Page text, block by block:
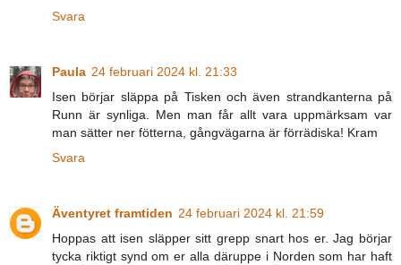
Svara
Paula 24 februari 2024 kl. 21:33
Isen börjar släppa på Tisken och även strandkanterna på
Runn är synliga. Men man får allt vara uppmärksam var
man sätter ner fötterna, gångvägarna är förrädiska! Kram
Svara
Äventyret framtiden 24 februari 2024 kl. 21:59
Hoppas att isen släpper sitt grepp snart hos er. Jag börjar
tycka riktigt synd om er alla däruppe i Norden som har haft